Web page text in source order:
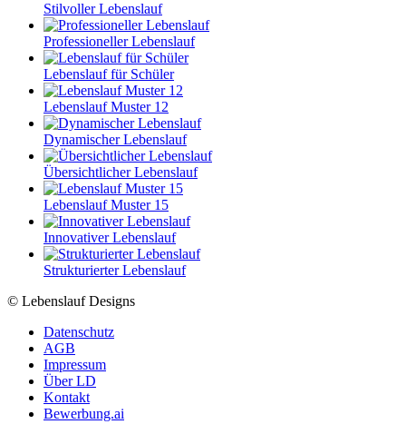
Stilvoller Lebenslauf
Professioneller Lebenslauf
Lebenslauf für Schüler
Lebenslauf Muster 12
Dynamischer Lebenslauf
Übersichtlicher Lebenslauf
Lebenslauf Muster 15
Innovativer Lebenslauf
Strukturierter Lebenslauf
© Lebenslauf Designs
Datenschutz
AGB
Impressum
Über LD
Kontakt
Bewerbung.ai